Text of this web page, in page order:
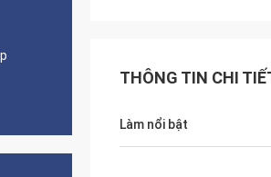
THÔNG TIN CHI
Làm nổi bật